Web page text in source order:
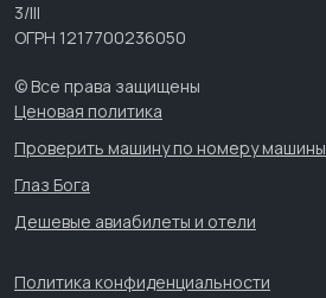
3/III
ОГРН 1217700236050
© Все права защищены
Ценовая политика
Проверить машину по номеру машины
Глаз Бога
Дешевые авиабилеты и отели
Политика конфиденциальности